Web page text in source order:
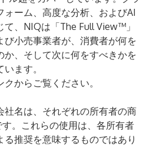
ォーム、高度な分析、およびAI
て、NIQは「The Full View™」
び小売事業者が、消費者が何を
か、そして次に何をすべきかを
ます。
からご覧ください。
社名は、それぞれの所有者の商
。これらの使用は、各所有者
る推奨を意味するものではあり